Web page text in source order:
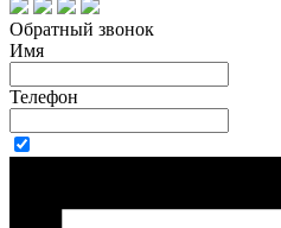
Обратный звонок
Имя
Телефон